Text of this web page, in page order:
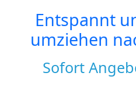
Entspannt
umziehen
Sofort